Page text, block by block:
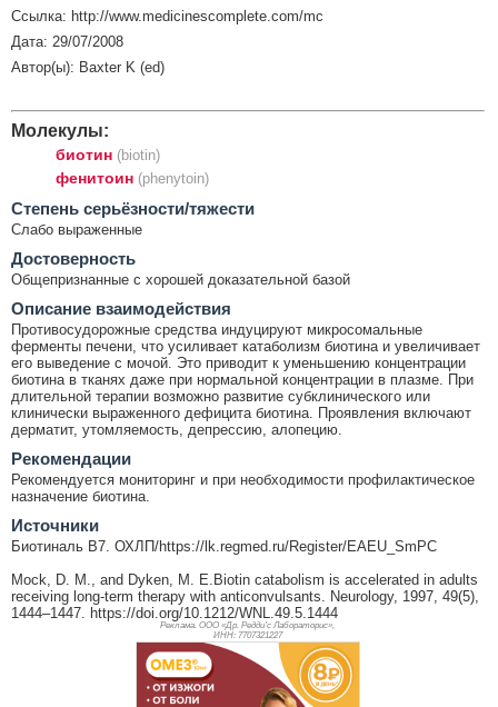
Ссылка: http://www.medicinescomplete.com/mc
Дата: 29/07/2008
Автор(ы): Baxter K (ed)
Молекулы:
биотин (biotin)
фенитоин (phenytoin)
Cтепень серьёзности/тяжести
Слабо выраженные
Достоверность
Общепризнанные с хорошей доказательной базой
Описание взаимодействия
Противосудорожные средства индуцируют микросомальные
ферменты печени, что усиливает катаболизм биотина и увеличивает
его выведение с мочой. Это приводит к уменьшению концентрации
биотина в тканях даже при нормальной концентрации в плазме. При
длительной терапии возможно развитие субклинического или
клинически выраженного дефицита биотина. Проявления включают
дерматит, утомляемость, депрессию, алопецию.
Рекомендации
Рекомендуется мониторинг и при необходимости профилактическое
назначение биотина.
Источники
Биотиналь B7. ОХЛП/https://lk.regmed.ru/Register/EAEU_SmPC
Mock, D. M., and Dyken, M. E.Biotin catabolism is accelerated in adults
receiving long-term therapy with anticonvulsants. Neurology, 1997, 49(5),
1444–1447. https://doi.org/10.1212/WNL.49.5.1444
Реклама. ООО «Др. Редди’с Лабораторис»,
ИНН: 7707321227